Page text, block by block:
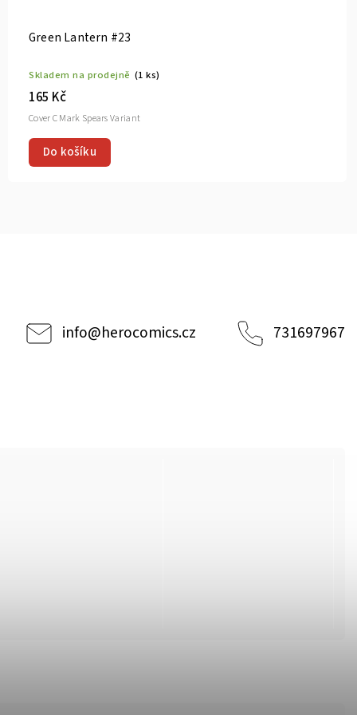
Green Lantern Vol. 1: Back In Action TP
Skladem na prodejně (4 ks)
450 Kč
Do košíku
Ivan Reis DM Variant
info@herocomics.cz 731697967